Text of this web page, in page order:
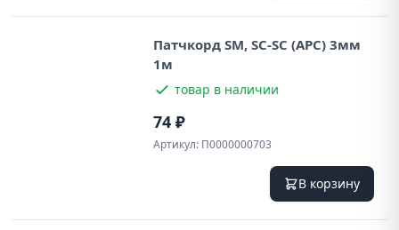
Патчкорд SM, SC-SC (APC) 3мм
1м
товар в наличии
74 ₽
Артикул: П0000000703
В корзину